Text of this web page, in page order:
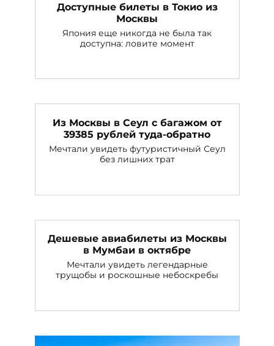
Доступные билеты в Токио из
Москвы
Япония еще никогда не была так
доступна: ловите момент
Из Москвы в Сеул с багажом от
39385 рублей туда-обратно
Мечтали увидеть футуристичный Сеул
без лишних трат
Дешевые авиабилеты из Москвы
в Мумбаи в октябре
Мечтали увидеть легендарные
трущобы и роскошные небоскребы